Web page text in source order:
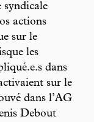
actions
sur le
les
dans
sur le
dans l’AG
Debout